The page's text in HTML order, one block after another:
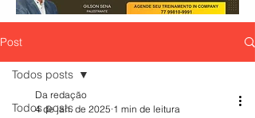
Post
Todos posts
Todos posts
Da redação
4 de jan. de 2025 1 min de leitura